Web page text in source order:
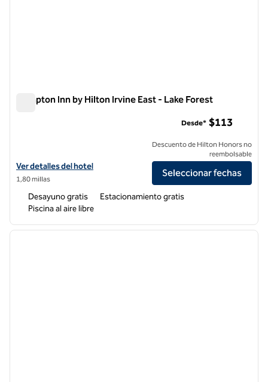
Hampton Inn by Hilton Irvine East - Lake Forest
Ver detalles del hotel Hampton Inn by Hilton Irvine East - Lake Forest
Ver detalles del hotel
1,80 millas
Desde* $113
Descuento de Hilton Honors no
reembolsable
Seleccionar fechas
Desayuno gratis
Estacionamiento gratis
Piscina al aire libre
1 de 12